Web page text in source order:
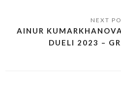
AINUR
DUELI 2023 –